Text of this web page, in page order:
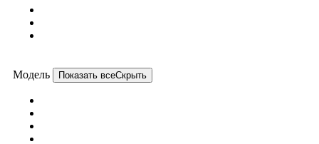
Модель Показать всеСкрыть